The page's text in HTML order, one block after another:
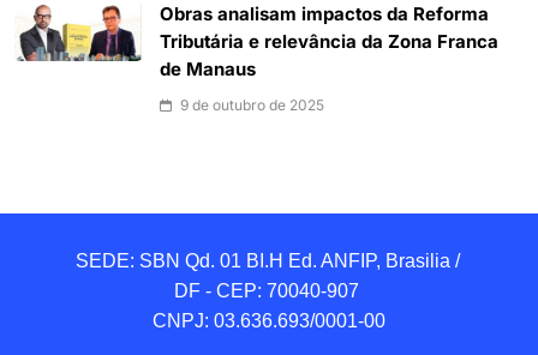
Obras analisam impactos da Reforma
Tributária e relevância da Zona Franca
de Manaus
9 de outubro de 2025
SEDE: SBN Qd. 01 BI.H Ed. ANFIP, Brasilia /
DF - CEP: 70040-907
CNPJ: 03.636.693/0001-00